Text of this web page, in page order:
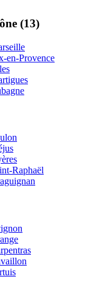
(13)
en-Provence
Raphaël